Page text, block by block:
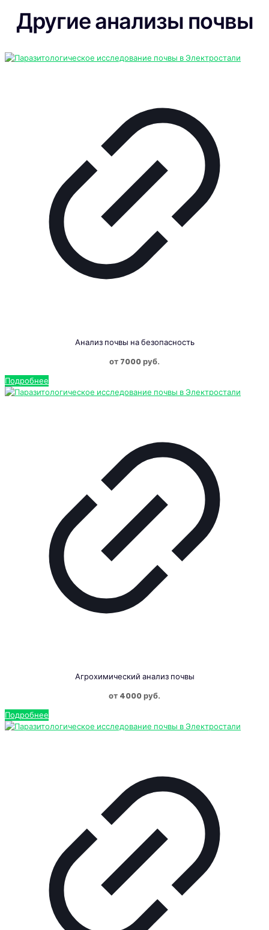
Другие анализы почвы
Анализ почвы на безопасность
от 7000 руб.
Подробнее
Агрохимический анализ почвы
от 4000 руб.
Подробнее